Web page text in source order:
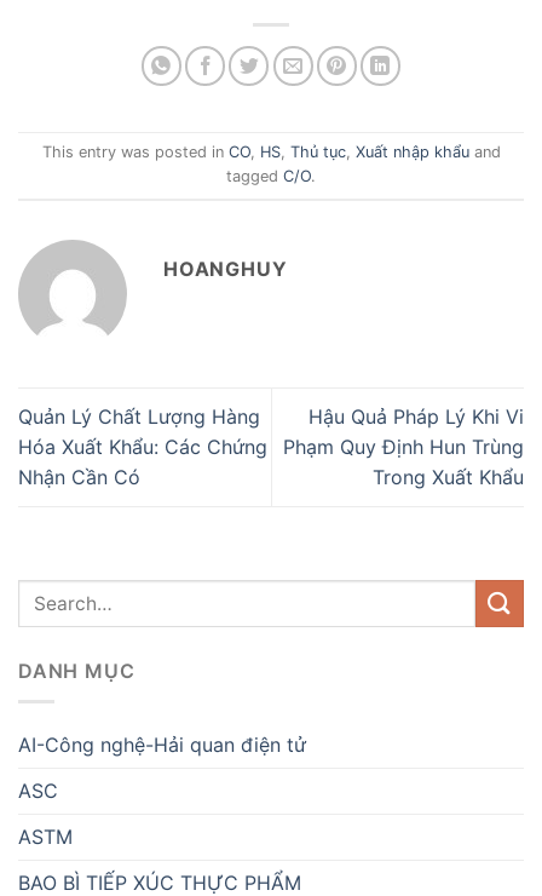
This entry was posted in CO, HS, Thủ tục, Xuất nhập khẩuand
tagged C/O.
HOANGHUY
Quản Lý Chất Lượng Hàng
Hóa Xuất Khẩu: Các Chứng
Nhận Cần Có
Hậu Quả Pháp Lý Khi Vi
Phạm Quy Định Hun Trùng
Trong Xuất Khẩu
DANH MỤC
AI-Công nghệ-Hải quan điện tử
ASC
ASTM
BAO BÌ TIẾP XÚC THỰC PHẨM